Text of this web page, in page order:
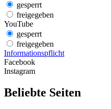
gesperrt
freigegeben
YouTube
gesperrt
freigegeben
Informationspflicht
Facebook
Instagram
Beliebte Seiten